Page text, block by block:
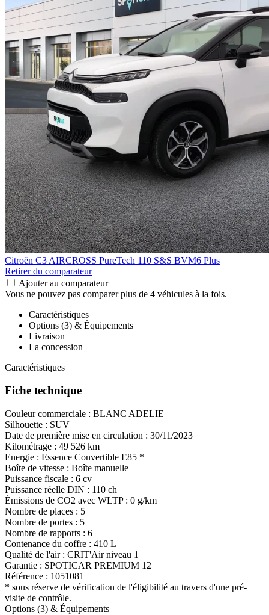
Citroën C3 AIRCROSS PureTech 110 S&S BVM6 Plus
Retirer du comparateur
Ajouter au comparateur
Vous ne pouvez pas comparer plus de 4 véhicules à la fois.
Caractéristiques
Options (3) & Équipements
Livraison
La concession
Caractéristiques
Fiche technique
Couleur commerciale : BLANC ADELIE
Silhouette : SUV
Date de première mise en circulation : 30/11/2023
Kilométrage : 49 526 km
Energie : Essence Convertible E85 *
Boîte de vitesse : Boîte manuelle
Puissance fiscale : 6 cv
Puissance réelle DIN : 110 ch
Émissions de CO2 avec WLTP : 0 g/km
Nombre de places : 5
Nombre de portes : 5
Nombre de rapports : 6
Contenance du coffre : 410 L
Qualité de l'air : CRIT'Air niveau 1
Garantie : SPOTICAR PREMIUM 12
Référence : 1051081
* sous réserve de vérification de l'éligibilité au travers d'une pré-
visite de contrôle.
Options (3) & Équipements